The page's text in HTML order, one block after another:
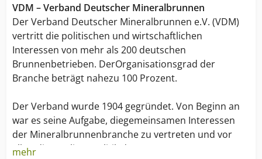
VDM – Verband Deutscher Mineralbrunnen
Der Verband Deutscher Mineralbrunnen e.V. (VDM)
vertritt die politischen und wirtschaftlichen
Interessen von mehr als 200 deutschen
Brunnenbetrieben. DerOrganisationsgrad der
Branche beträgt nahezu 100 Prozent.
Der Verband wurde 1904 gegründet. Von Beginn an
war es seine Aufgabe, diegemeinsamen Interessen
der Mineralbrunnenbranche zu vertreten und vor
allemdie Qualitätspolitik der Brunnen zu
mehr